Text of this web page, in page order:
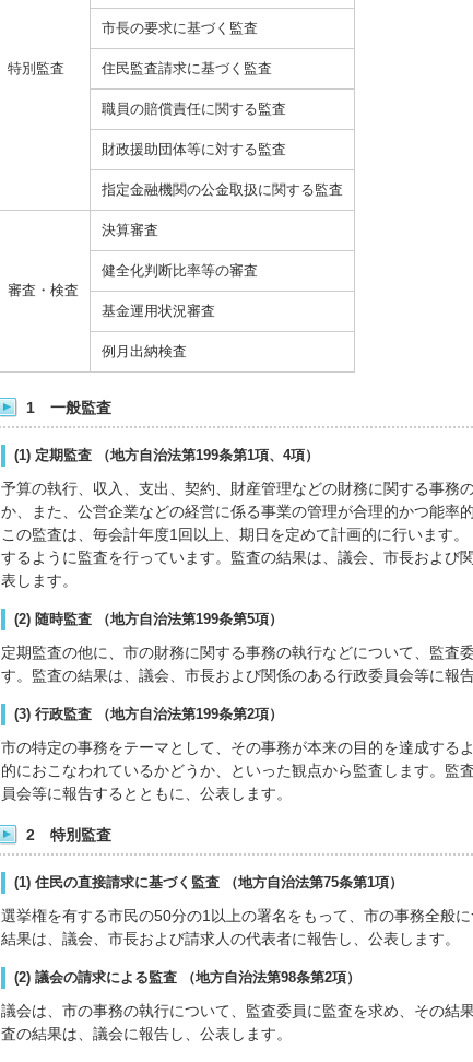
特別監査
市長の要求に基づく監査
住民監査請求に基づく監査
職員の賠償責任に関する監査
財政援助団体等に対する監査
指定金融機関の公金取扱に関する監査
審査・検査
決算審査
健全化判断比率等の審査
基金運用状況審査
例月出納検査
1 一般監査
(1) 定期監査 （地方自治法第199条第1項、4項）
予算の執行、収入、支出、契約、財産管理などの財務に関する事務
か、また、公営企業などの経営に係る事業の管理が合理的かつ能率
この監査は、毎会計年度1回以上、期日を定めて計画的に行います
するように監査を行っています。監査の結果は、議会、市長および
表します。
(2) 随時監査 （地方自治法第199条第5項）
定期監査の他に、市の財務に関する事務の執行などについて、監査
す。監査の結果は、議会、市長および関係のある行政委員会等に報
(3) 行政監査 （地方自治法第199条第2項）
市の特定の事務をテーマとして、その事務が本来の目的を達成する
的におこなわれているかどうか、といった観点から監査します。監
員会等に報告するとともに、公表します。
2 特別監査
(1) 住民の直接請求に基づく監査 （地方自治法第75条第1項）
選挙権を有する市民の50分の1以上の署名をもって、市の事務全般
結果は、議会、市長および請求人の代表者に報告し、公表します。
(2) 議会の請求による監査 （地方自治法第98条第2項）
議会は、市の事務の執行について、監査委員に監査を求め、その結
査の結果は、議会に報告し、公表します。